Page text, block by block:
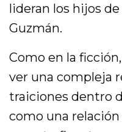
lideran los hijos de
Guzmán.
Como en la
ver una compleja
traiciones dentro
como una